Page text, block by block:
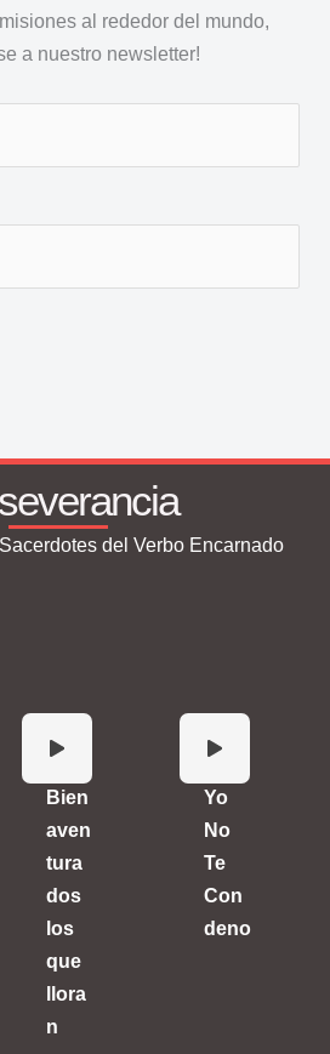
al rededor del mundo,
a nuestro newsletter!
del Verbo Encarnado
Bien
aven
tura
dos
los
que
llora
n
Yo
No
Te
Con
deno